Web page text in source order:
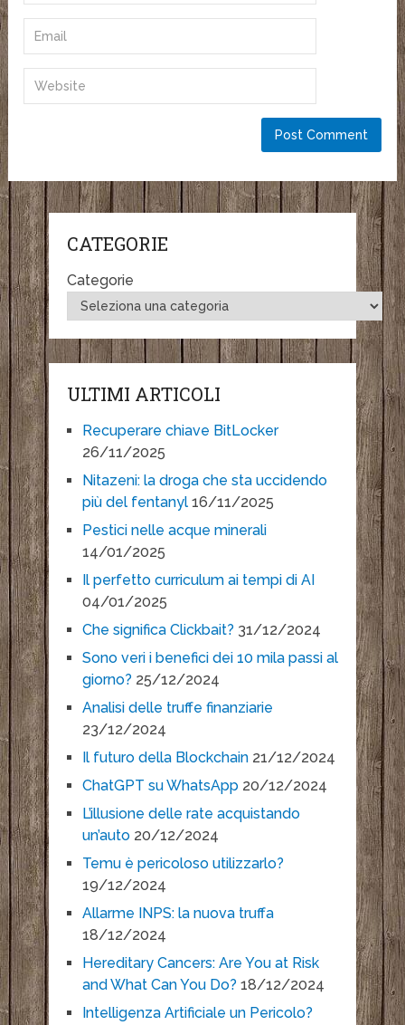
CATEGORIE
Categorie
ULTIMI ARTICOLI
Recuperare chiave BitLocker
26/11/2025
Nitazeni: la droga che sta uccidendo
più del fentanyl 16/11/2025
Pestici nelle acque minerali
14/01/2025
Il perfetto curriculum ai tempi di AI
04/01/2025
Che significa Clickbait? 31/12/2024
Sono veri i benefici dei 10 mila passi al
giorno? 25/12/2024
Analisi delle truffe finanziarie
23/12/2024
Il futuro della Blockchain 21/12/2024
ChatGPT su WhatsApp 20/12/2024
L’illusione delle rate acquistando
un’auto 20/12/2024
Temu è pericoloso utilizzarlo?
19/12/2024
Allarme INPS: la nuova truffa
18/12/2024
Hereditary Cancers: Are You at Risk
and What Can You Do? 18/12/2024
Intelligenza Artificiale un Pericolo?